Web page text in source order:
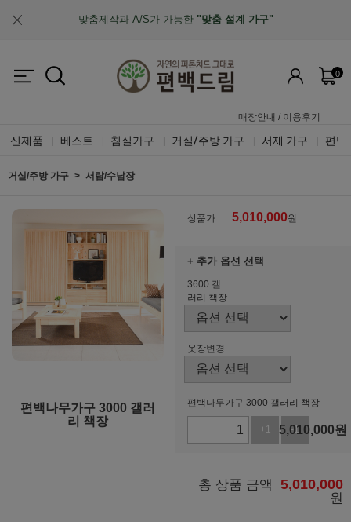
업계최초, 업계유일 체계적인 품질 검증 시스템
0
매장안내 / 이용후기
신제품 베스트 침실가구 거실/주방 가구 서재 가구 편백
거실/주방 가구 서랍/수납장
편백나무가구 3000 갤러
리 책장
상품가 5,010,000원
+ 추가 옵션 선택
3600 갤
러리 책장
옷장변경
편백나무가구 3000 갤러리 책장
+1 -1
5,010,000원
총 상품 금액 5,010,000
원